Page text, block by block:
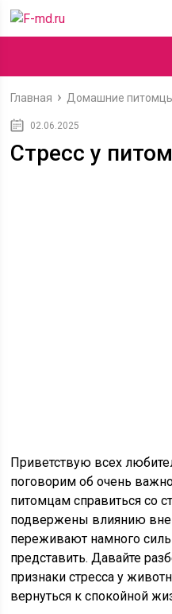
Главная Домашние
02.06.2025
Стресс у
Приветствую всех
поговорим об очень
питомцам справиться со
подвержены влиянию
переживают намного
представить. Давайте
признаки стресса у
вернуться к спокойной